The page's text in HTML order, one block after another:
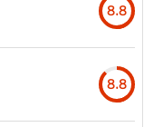
8.8
8.8